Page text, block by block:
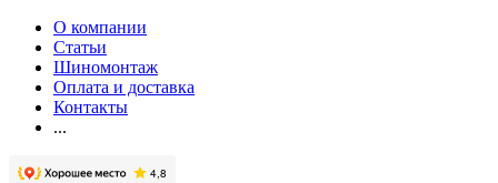
О компании
Статьи
Шиномонтаж
Оплата и доставка
Контакты
...